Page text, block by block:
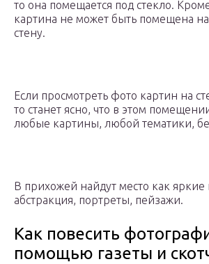
то она помещается под стекло.
картина не может быть помещена
стену.
Если просмотреть фото картин на
то станет ясно, что в этом
любые картины, любой тематики,
В прихожей найдут место как яркие
абстракция, портреты, пейзажи.
Как повесить
помощью газеты и